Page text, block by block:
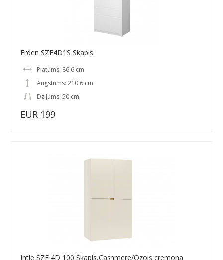
Erden SZF4D1S Skapis
Platums: 86.6 cm
Augstums: 210.6 cm
Dziļums: 50 cm
EUR 199
Intle SZF 4D 100 Skapis,Cashmere/Ozols cremona